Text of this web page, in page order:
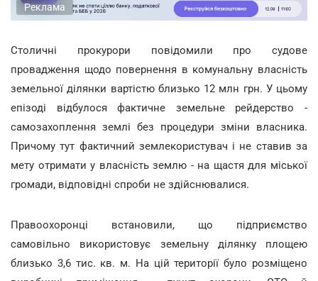
Реклама
Столичні прокурори повідомили про судове
провадження щодо повернення в комунальну власність
земельної ділянки вартістю близько 12 млн грн. У цьому
епізоді відбулося фактичне земельне рейдерство -
самозахоплення землі без процедури зміни власника.
Причому тут фактичний землекористувач і не ставив за
мету отримати у власність землю - на щастя для міської
громади, відповідні спроби не здійснювалися.
Правоохоронці встановили, що підприємство
самовільно використовує земельну ділянку площею
близько 3,6 тис. кв. м. На цій території було розміщено